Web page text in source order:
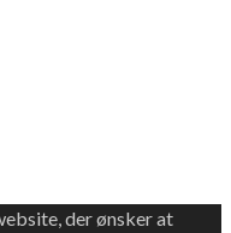
der ønsker at